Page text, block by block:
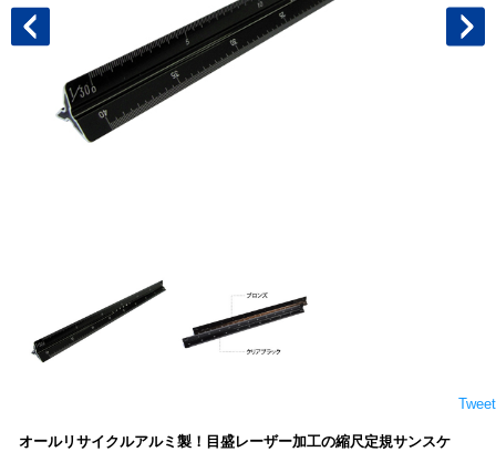
Tweet
オールリサイクルアルミ製！目盛レーザー加工の縮尺定規サンスケ